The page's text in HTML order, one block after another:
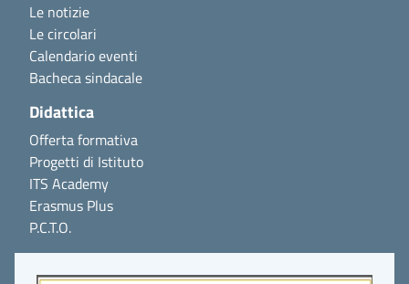
Le notizie
Le circolari
Calendario eventi
Bacheca sindacale
Didattica
Offerta formativa
Progetti di Istituto
ITS Academy
Erasmus Plus
P.C.T.O.